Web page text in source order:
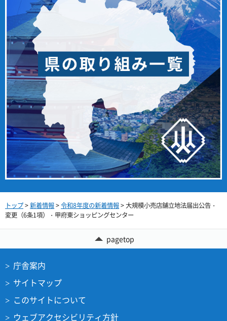
トップ>新着情報>令和8年度の新着情報> 大規模小売店舗立地法届出公告・
変更（6条1項）・甲府東ショッピングセンター
pagetop
庁舎案内
サイトマップ
このサイトについて
ウェブアクセシビリティ方針